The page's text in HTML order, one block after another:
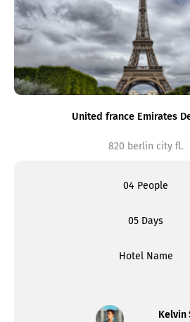
United france Emirates
820 berlin city fl.
04 People
05 Days
Hotel Name
Kelvin